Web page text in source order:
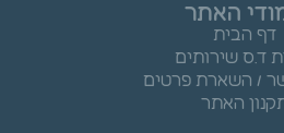
האתר
דף הבית
ד.ס שירותים
/ השארת פרטים
האתר